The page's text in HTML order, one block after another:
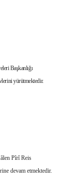
Başkanlığı
yürütmektedir.
Pîrî Reis
devam etmektedir.